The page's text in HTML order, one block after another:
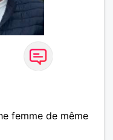
femme de même